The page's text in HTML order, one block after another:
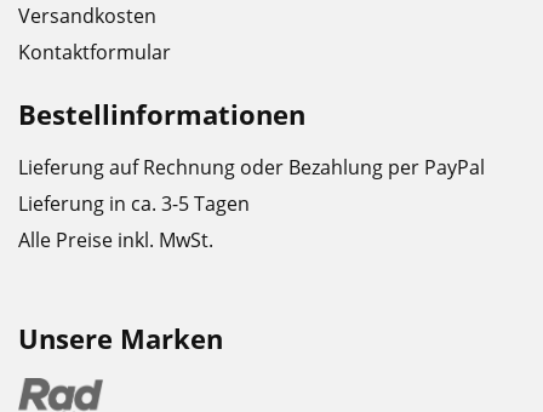
Versandkosten
Kontaktformular
Bestellinformationen
Lieferung auf Rechnung oder Bezahlung per PayPal
Lieferung in ca. 3-5 Tagen
Alle Preise inkl. MwSt.
Unsere Marken